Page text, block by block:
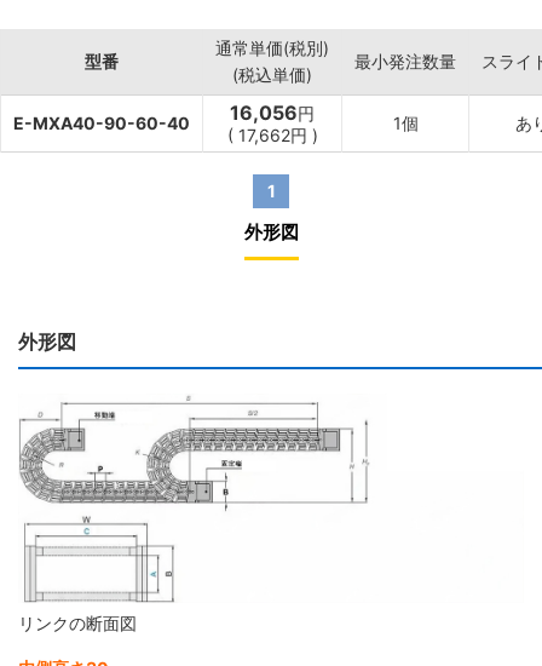
型番
通常単価(税別)
(税込単価)
最小発注数量 スライ
E-MXA40-90-60-40 16,056円
( 17,662円 )
1個 あ
1
外形図
外形図
リンクの断面図